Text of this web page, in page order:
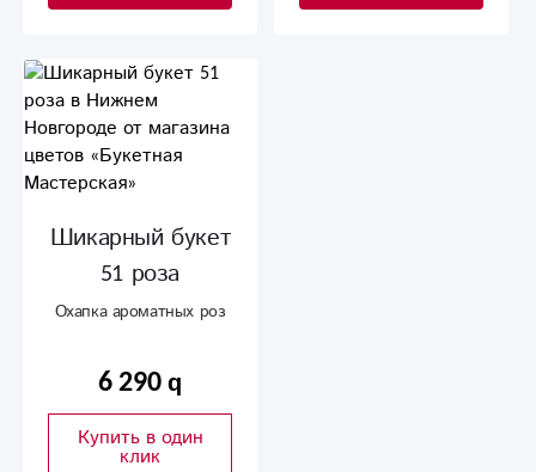
Шикарный букет
51 роза
Охапка ароматных роз
6 290
Купить в один
клик